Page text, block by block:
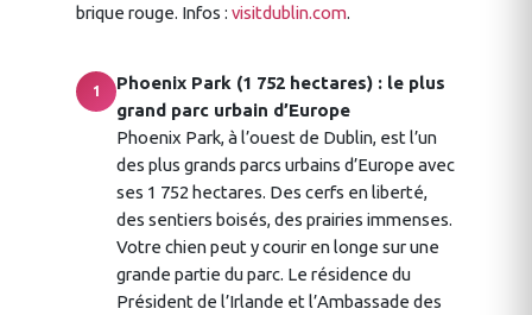
brique rouge. Infos : visitdublin.com.
1
Phoenix Park (1 752 hectares) : le plus
grand parc urbain d’Europe
Phoenix Park, à l’ouest de Dublin, est l’un
des plus grands parcs urbains d’Europe avec
ses 1 752 hectares. Des cerfs en liberté,
des sentiers boisés, des prairies immenses.
Votre chien peut y courir en longe sur une
grande partie du parc. Le résidence du
Président de l’Irlande et l’Ambassade des